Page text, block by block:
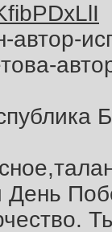
автор-
День